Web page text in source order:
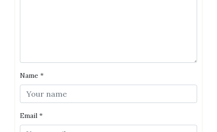
Name *
Email *